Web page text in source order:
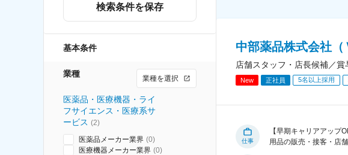
検索条件を保存
基本条件
業種 業種を選択
医薬品・医療機器・ライ
フサイエンス・医療系サ
ービス (2)
医薬品メーカー業界 (0)
医療機器メーカー業界 (0)
中部薬品株式会社
店舗スタッフ・店長候補／
New 正社員 5名以上採用
仕事
【早期キャリアアップ
用品の販売・接客・店